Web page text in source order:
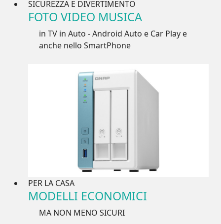
SICUREZZA E DIVERTIMENTO
FOTO VIDEO MUSICA
in TV in Auto - Android Auto e Car Play e
anche nello SmartPhone
PER LA CASA
MODELLI ECONOMICI
MA NON MENO SICURI